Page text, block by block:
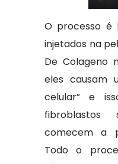
O processo é
injetados na
De Colageno
eles causam
celular” e
comecem a
Todo o